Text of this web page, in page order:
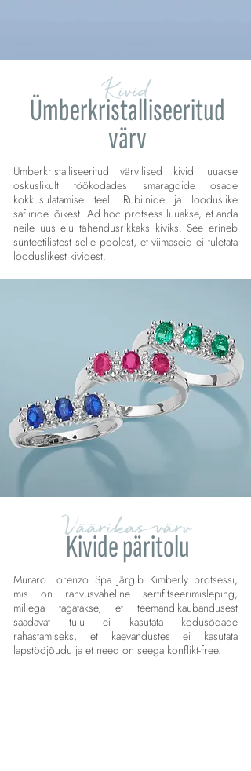
Kivid
Ümberkristalliseeritud
värv
Ümberkristalliseeritud värvilised kivid luuakse
oskuslikult töökodades smaragdide osade
kokkusulatamise teel. Rubiinide ja looduslike
safiiride lõikest. Ad hoc protsess luuakse, et anda
neile uus elu tähendusrikkaks kiviks. See erineb
sünteetilistest selle poolest, et viimaseid ei tuletata
looduslikest kividest.
Väärikas värv
Kivide päritolu
Muraro Lorenzo Spa järgib Kimberly protsessi,
mis on rahvusvaheline sertifitseerimisleping,
millega tagatakse, et teemandikaubandusest
saadavat tulu ei kasutata kodusõdade
rahastamiseks, et kaevandustes ei kasutata
lapstööjõudu ja et need on seega konflikt-free.